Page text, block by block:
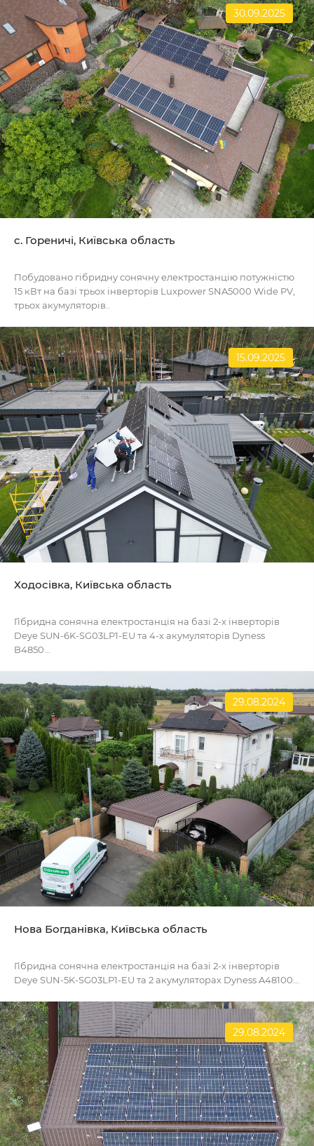
30.09.2025
c. Гореничі, Київська область
Побудовано гібридну сонячну електростанцію потужністю
15 кВт на базі трьох інверторів Luxpower SNA5000 Wide PV,
трьох акумуляторів..
15.09.2025
Ходосівка, Київська область
Гібридна сонячна електростанція на базі 2-х інверторів
Deye SUN-6K-SG03LP1-EU та 4-х акумуляторів Dyness
B4850...
29.08.2024
Нова Богданівка, Київська область
Гібридна сонячна електростанція на базі 2-х інверторів
Deye SUN-5K-SG03LP1-EU та 2 акумуляторах Dyness A48100...
29.08.2024